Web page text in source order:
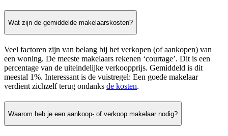
Wat zijn de gemiddelde makelaarskosten?
Veel factoren zijn van belang bij het verkopen (of aankopen) van
een woning. De meeste makelaars rekenen ‘courtage’. Dit is een
percentage van de uiteindelijke verkoopprijs. Gemiddeld is dit
meestal 1%. Interessant is de vuistregel: Een goede makelaar
verdient zichzelf terug ondanks de kosten.
Waarom heb je een aankoop- of verkoop makelaar nodig?